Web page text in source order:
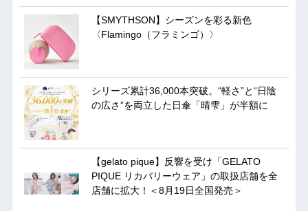
【SMYTHSON】シーズンを彩る新色
〈Flamingo（フラミンゴ）〉
シリーズ累計36,000本突破。“軽さ”と“日陰
の広さ”を両立した日傘「晴雫」が半額に
【gelato pique】反響を受け「GELATO
PIQUE リカバリーウェア」の取扱店舗を全
店舗に拡大！＜8月19日全国発売＞